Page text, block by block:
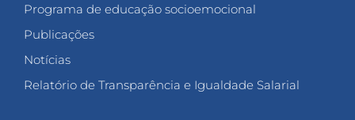
Programa de educação socioemocional
Publicações
Notícias
Relatório de Transparência e Igualdade Salarial